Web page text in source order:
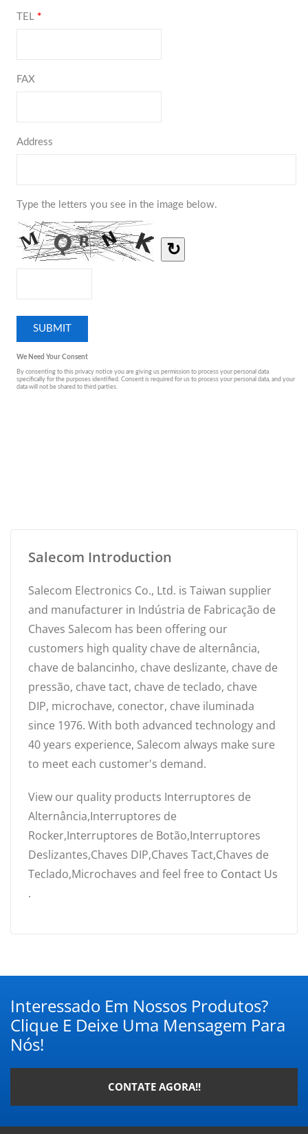
Salecom Introduction
Salecom Electronics Co., Ltd. is Taiwan supplier
and manufacturer in Indústria de Fabricação de
Chaves Salecom has been offering our
customers high quality chave de alternância,
chave de balancinho, chave deslizante, chave de
pressão, chave tact, chave de teclado, chave
DIP, microchave, conector, chave iluminada
since 1976. With both advanced technology and
40 years experience, Salecom always make sure
to meet each customer's demand.
View our quality products Interruptores de
Alternância,Interruptores de
Rocker,Interruptores de Botão,Interruptores
Deslizantes,Chaves DIP,Chaves Tact,Chaves de
Teclado,Microchaves and feel free to Contact Us
.
Interessado Em Nossos Produtos?
Clique E Deixe Uma Mensagem Para
Nós!
CONTATE AGORA!!